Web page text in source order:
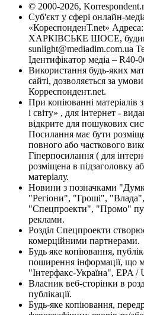
© 2000-2026,
Суб'єкт у сфері онлайн-
«КореспонденТ.net»
ХАРКІВСЬКЕ ШОСЕ,
sunlight@mediadim.com.ua
Ідентифікатор медіа – R40-
Використання будь-яких
сайті, дозволяється за
Корреспондент.net.
При копіюванні матеріалів
і світу» , для інтернет -
відкрите для пошукових
Посилання має бути
повного або часткового
Гіперпосилання ( для
розміщена в підзаголовку
матеріалу.
Новини з позначками
"Регіони", "Гроші",
"Спецпроекти", "Промо"
реклами.
Розділ Спецпроекти
комерційними партнерами.
Будь яке копіювання,
поширення інформації, що
"Інтерфакс-Україна", EPA /
Власник веб-сторінки в
публікації.
Будь-яке копіювання,